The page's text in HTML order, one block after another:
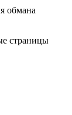
обмана
страницы